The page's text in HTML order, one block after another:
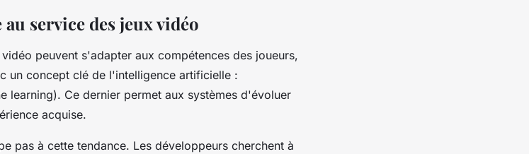
service des jeux vidéo
peuvent s'adapter aux compétences des joueurs,
un concept clé de l'intelligence artificielle :
learning). Ce dernier permet aux systèmes d'évoluer
acquise.
pas à cette tendance. Les développeurs cherchent à